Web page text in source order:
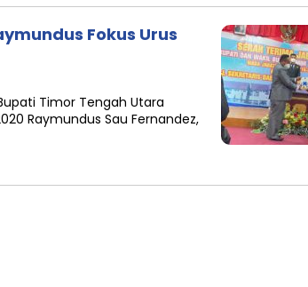
Fokus Urus
Timor Tengah Utara
Raymundus Sau Fernandez,